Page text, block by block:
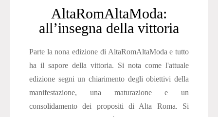
AltaRomAltaModa:
all’insegna della vittoria
Parte la nona edizione di AltaRomAltaModa e tutto
ha il sapore della vittoria. Si nota come l'attuale
edizione segni un chiarimento degli obiettivi della
manifestazione, una maturazione e un
consolidamento dei propositi di Alta Roma. Si